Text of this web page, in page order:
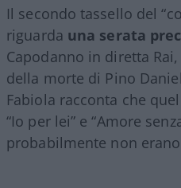
Il secondo tassello del
riguarda una serata
Capodanno in diretta
della morte di Pino
Fabiola racconta che
“Io per lei” e “Amore
probabilmente non